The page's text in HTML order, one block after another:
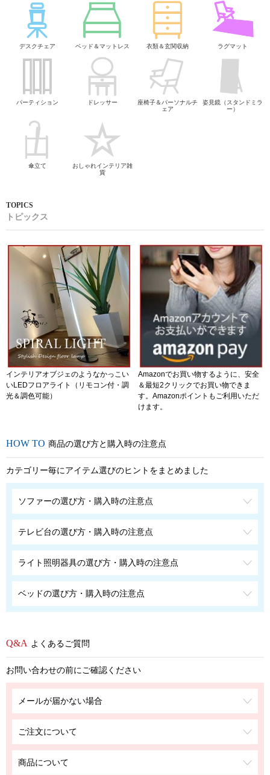
デスクチェア ベッド＆マットレス 衣類＆玄関収納 ラグマット
パーティション ドレッサー
座椅子＆パーソナルチ
ェア
姿見鏡（スタンドミラ
ー）
傘立て
おしゃれインテリア雑
貨
トピックス
インテリアオブジェのようなかっこい
いLEDフロアライト（リモコン付・調
光＆調色可能）
Amazonでお買い物するように、安全
＆最短2クリックでお買い物できま
す。Amazonポイントもご利用いただ
けます。
商品の選び方と購入時の注意点
カテゴリー毎にアイテム選びのヒントをまとめました
ソファーの選び方・購入時の注意点
テレビ台の選び方・購入時の注意点
ライト照明器具の選び方・購入時の注意点
ベッドの選び方・購入時の注意点
よくあるご質問
お問い合わせの前にご確認ください
メールが届かない場合
ご注文について
商品について